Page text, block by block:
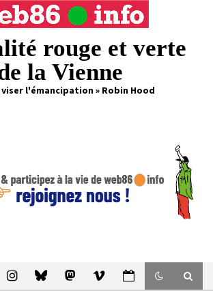
rouge et verte
la Vienne
l'émancipation » Robin Hood